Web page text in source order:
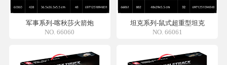
军事系列-喀秋莎火箭炮
NO. 66060
坦克系列-鼠式超重型坦克
NO. 66061